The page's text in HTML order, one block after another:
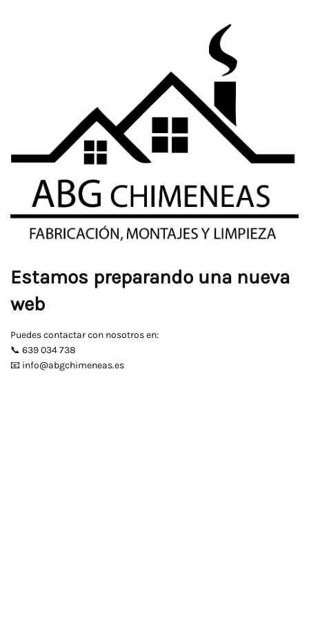
Estamos preparando una nueva
web
Puedes contactar con nosotros en:
📞 639 034 738
📧 info@abgchimeneas.es